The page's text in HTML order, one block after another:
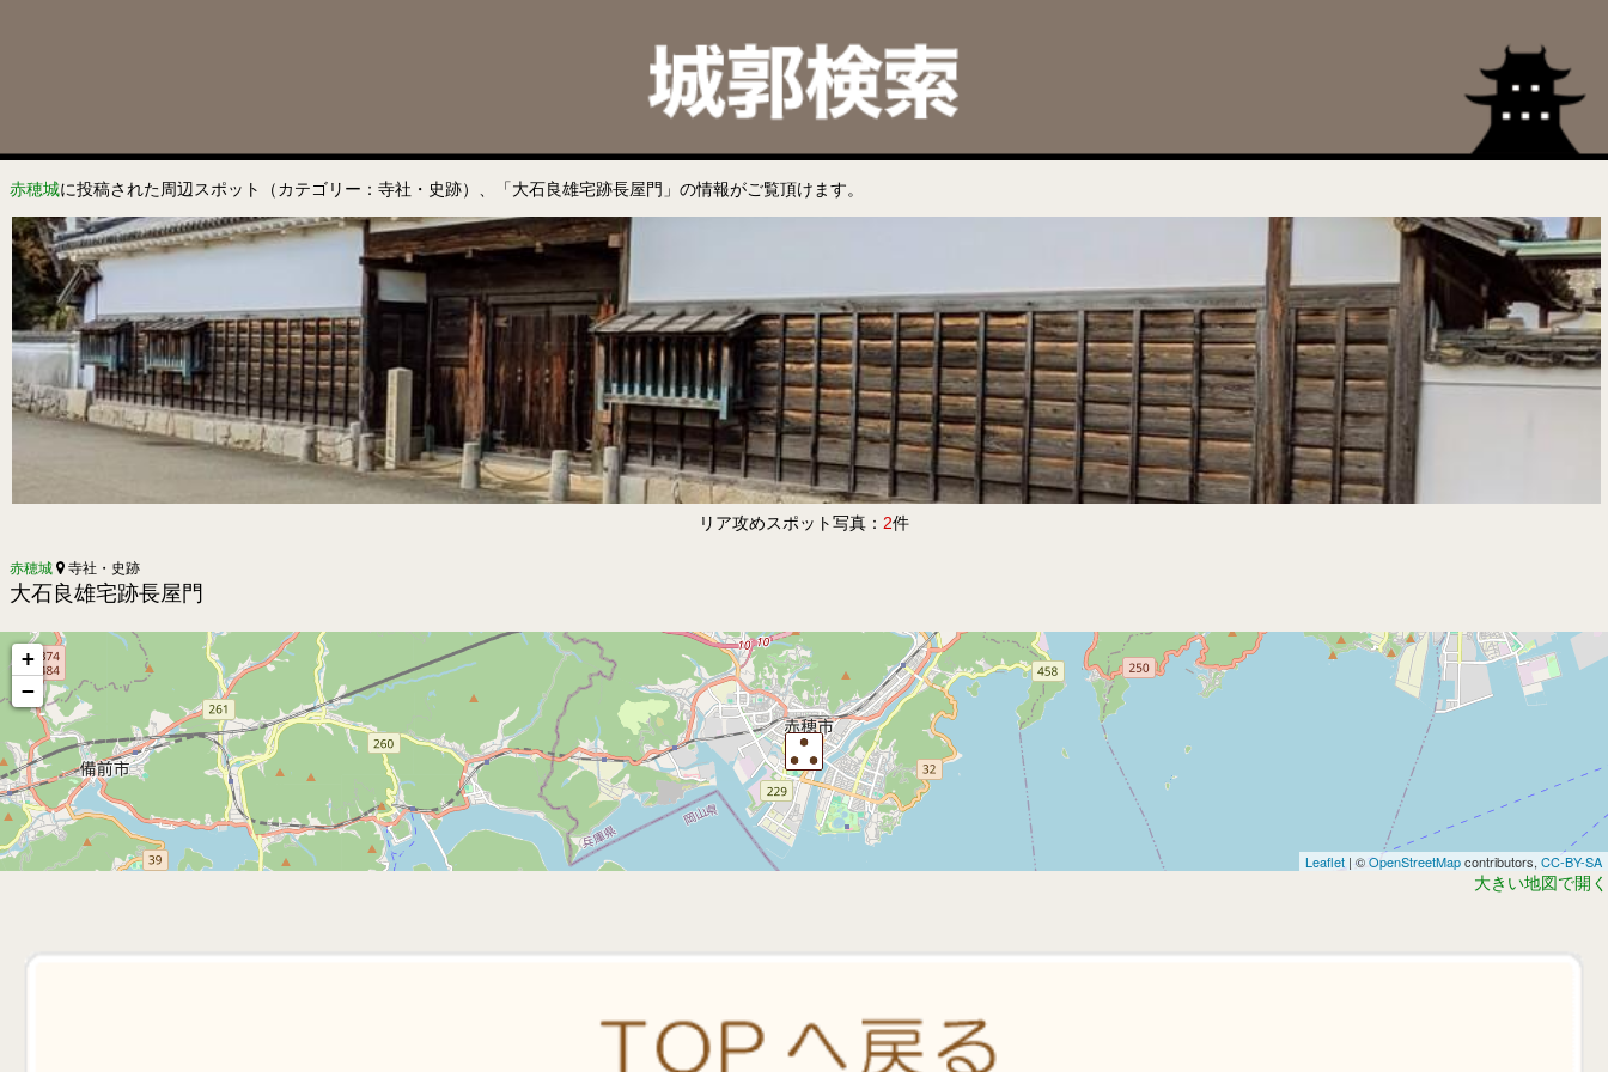
赤穂城に投稿された周辺スポット（カテゴリー：寺社・史跡）、「大石良雄宅跡長屋門」の情報がご覧頂けます。
リア攻めスポット写真： 2件
赤穂城 寺社・史跡
大石良雄宅跡長屋門
+
−
Leaflet | ©OpenStreetMapcontributors, CC-BY-SA
大きい地図で開く